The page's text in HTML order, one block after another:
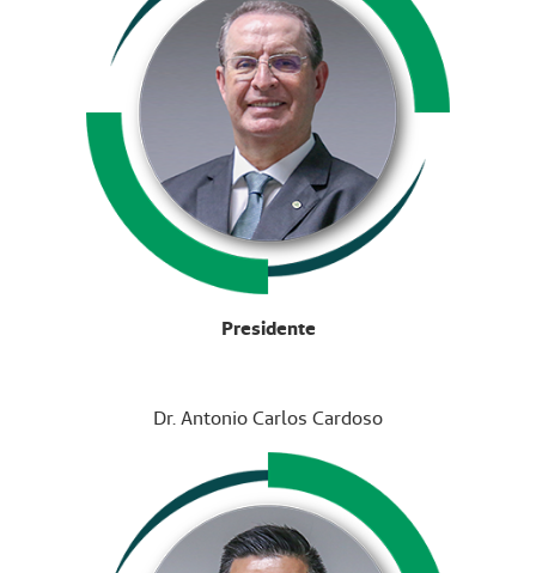
Presidente
Dr. Antonio Carlos Cardoso